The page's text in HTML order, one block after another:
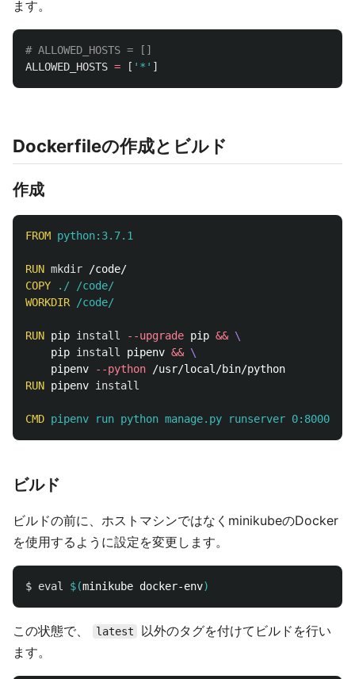
ます。
ALLOWED_HOSTS = [ ' * ' ]
Dockerfileの作成とビルド
作成
FROM python:3.7.1
RUN mkdir
COPY ./ /code/
WORKDIR /code/
RUN pip install --upgrade pip &&
    pip
install pipenv &&
    pipenv
--python
RUN pipenv install
CMD pipenv run python manage.py runserver 0:8000
ビルド
ビルドの前に、ホストマシンではなくminikubeのDocker
を使用するように設定を変更します。
$ eval $(minikube docker-env)
この状態で、 latest
以外のタグを付けてビルドを行い
ます。